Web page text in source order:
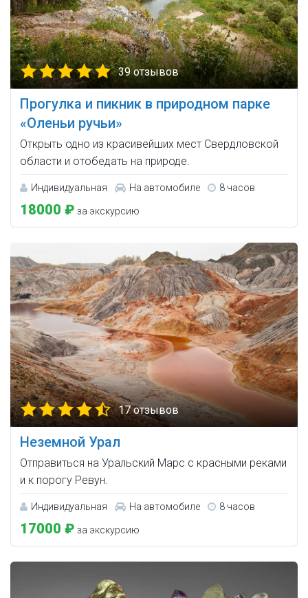
39 отзывов
Прогулка и пикник в природном парке
«Оленьи ручьи»
Открыть одно из красивейших мест Свердловской
области и отобедать на природе.
Индивидуальная На автомобиле 8 часов
18000 ₽ за экскурсию
17 отзывов
Неземной Урал
Отправиться на Уральский Марс с красными реками
и к порогу Ревун.
Индивидуальная На автомобиле 8 часов
17000 ₽ за экскурсию